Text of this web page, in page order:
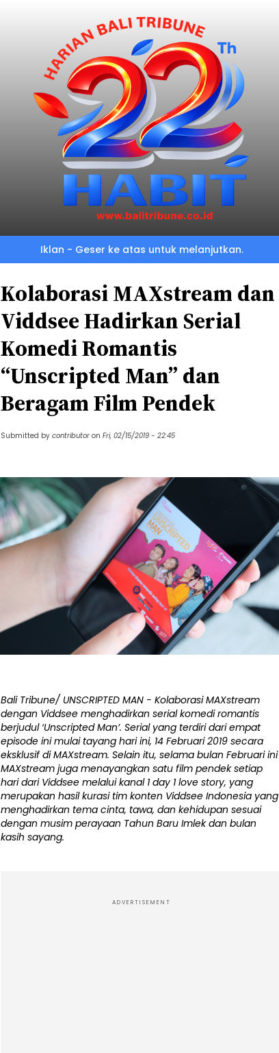
Iklan - Geser ke atas untuk melanjutkan.
Kolaborasi MAXstream dan
Viddsee Hadirkan Serial
Komedi Romantis
“Unscripted Man” dan
Beragam Film Pendek
Submitted by contributor on Fri, 02/15/2019 - 22:45
Bali Tribune/ UNSCRIPTED MAN - Kolaborasi MAXstream
dengan Viddsee menghadirkan serial komedi romantis
berjudul ‘Unscripted Man’. Serial yang terdiri dari empat
episode ini mulai tayang hari ini, 14 Februari 2019 secara
eksklusif di MAXstream. Selain itu, selama bulan Februari ini
MAXstream juga menayangkan satu film pendek setiap
hari dari Viddsee melalui kanal 1 day 1 love story, yang
merupakan hasil kurasi tim konten Viddsee Indonesia yang
menghadirkan tema cinta, tawa, dan kehidupan sesuai
dengan musim perayaan Tahun Baru Imlek dan bulan
kasih sayang.
ADVERTISEMENT